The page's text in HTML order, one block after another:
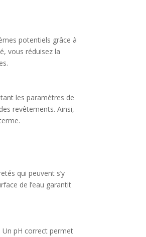
potentiels grâce à
vous réduisez la
les paramètres de
revêtements. Ainsi,
qui peuvent s’y
de l’eau garantit
Un pH correct permet